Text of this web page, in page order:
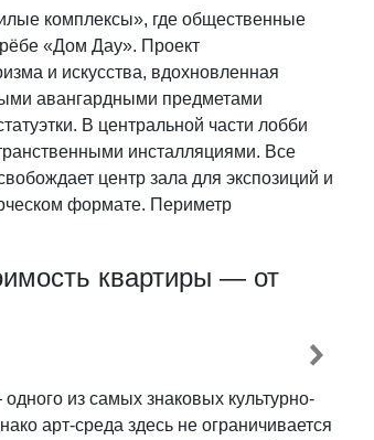
комплексы», где общественные
«Дом Дау». Проект
и искусства, вдохновленная
авангардными предметами
В центральной части лобби
инсталляциями. Все
центр зала для экспозиций и
формате. Периметр
квартиры — от
из самых знаковых культурно-
арт-среда здесь не ограничивается